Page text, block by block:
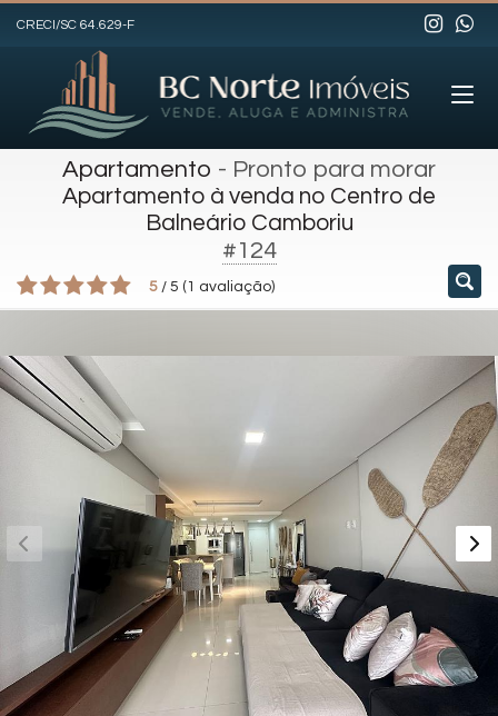
CRECI/SC 64.629-F
Apartamento - Pronto para morar
Apartamento à venda no Centro de
Balneário Camboriu
#124
5 / 5 ( 1 avaliação)